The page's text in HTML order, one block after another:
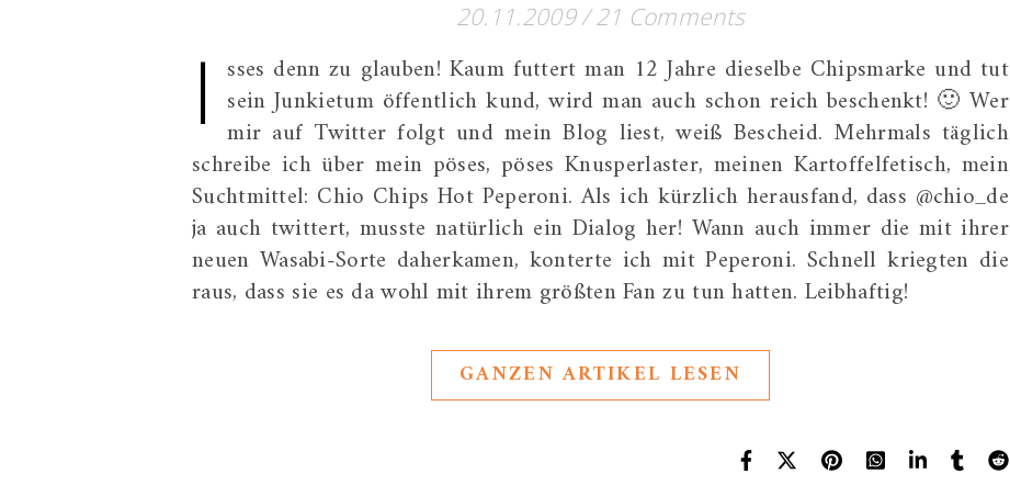
20.11.2009/ 21 Comments
I sses denn zu glauben! Kaum futtert man 12 Jahre dieselbe Chipsmarke und tut
sein Junkietum öffentlich kund, wird man auch schon reich beschenkt! 🙂 Wer
mir auf Twitter folgt und mein Blog liest, weiß Bescheid. Mehrmals täglich
schreibe ich über mein pöses, pöses Knusperlaster, meinen Kartoffelfetisch, mein
Suchtmittel: Chio Chips Hot Peperoni. Als ich kürzlich herausfand, dass @chio_de
ja auch twittert, musste natürlich ein Dialog her! Wann auch immer die mit ihrer
neuen Wasabi-Sorte daherkamen, konterte ich mit Peperoni. Schnell kriegten die
raus, dass sie es da wohl mit ihrem größten Fan zu tun hatten. Leibhaftig!
GANZEN ARTIKEL LESEN